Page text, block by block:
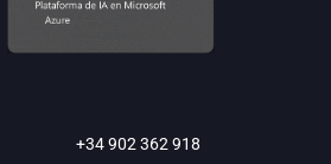
+34 902 362 918